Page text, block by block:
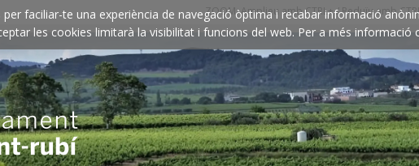
faciliar-te una experiència de navegació òptima i recabar informació
les cookies limitarà la visibilitat i funcions del web. Per a més informació
ZOOM: Amplieu amb CTRL+ / Reduïu amb